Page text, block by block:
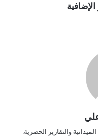
والتقارير الحصرية.